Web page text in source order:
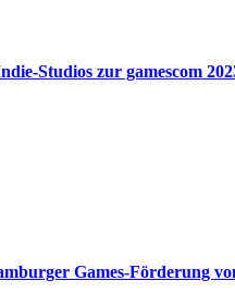
Studios zur gamescom
Games-Förderung